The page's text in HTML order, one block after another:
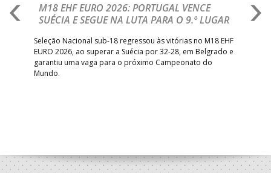
M18 EHF EURO 2026: PORTUGAL VENCE
SUÉCIA E SEGUE NA LUTA PARA O 9.º LUGAR
Seleção Nacional sub-18 regressou às vitórias no M18 EHF
EURO 2026, ao superar a Suécia por 32-28, em Belgrado e
garantiu uma vaga para o próximo Campeonato do
Mundo.